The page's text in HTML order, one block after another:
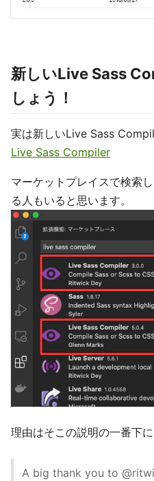
新しいLive Sass
しょう！
実は新しいLive Sass
Live Sass Compiler
マーケットプレイスで検索
る人もいると思います。
理由はそこの説明の一番下に
A big thank you to